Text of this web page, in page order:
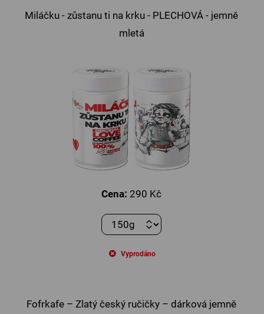
Miláčku - zůstanu ti na krku - PLECHOVÁ - jemně
mletá
Cena: 290 Kč
Vyprodáno
Fofrkafe – Zlatý český ručičky – dárková jemně